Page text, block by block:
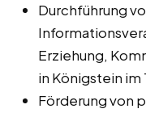
Durchführung
Erziehung,
in Königstein im
Förderung von